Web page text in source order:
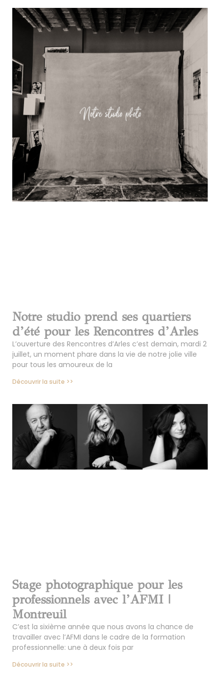
Notre studio prend ses quartiers
d’été pour les Rencontres d’Arles
L’ouverture des Rencontres d’Arles c’est demain, mardi 2
juillet, un moment phare dans la vie de notre jolie ville
pour tous les amoureux de la
Découvrir la suite >>
Stage photographique pour les
professionnels avec l’AFMI |
Montreuil
C’est la sixième année que nous avons la chance de
travailler avec l’AFMI dans le cadre de la formation
professionnelle: une à deux fois par
Découvrir la suite >>